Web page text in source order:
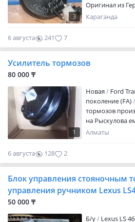
3
Оригинал из
регионы
Караганда
6 августа 241 7
Усилитель тормозов
80 000 ₸
1
Новая
Ford
поколение (FA)
тормозов
на Рыскулова
уточняйте по
Алматы
6 августа 128 2
Блок управления стояночным
управления ручником Lexus
50 000 ₸
Б/y Lexus LS